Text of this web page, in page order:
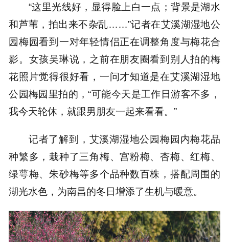
“这里光线好，显得脸上白一点；背景是湖水
和芦苇，拍出来不杂乱……”记者在艾溪湖湿地公
园梅园看到一对年轻情侣正在调整角度与梅花合
影。女孩吴琳说，之前在朋友圈看到别人拍的梅
花照片觉得很好看，一问才知道是在艾溪湖湿地
公园梅园里拍的，“可能今天是工作日游客不多，
我今天轮休，就跟男朋友一起来看看。”
记者了解到，艾溪湖湿地公园梅园内梅花品
种繁多，栽种了三角梅、宫粉梅、杏梅、红梅、
绿萼梅、朱砂梅等多个品种数百株，搭配周围的
湖光水色，为南昌的冬日增添了生机与暖意。